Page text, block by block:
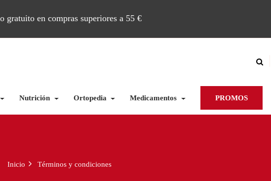
gratuito en compras superiores a 55 €
Nutrición Ortopedia Medicamentos PROMOS
Inicio Términos y condiciones